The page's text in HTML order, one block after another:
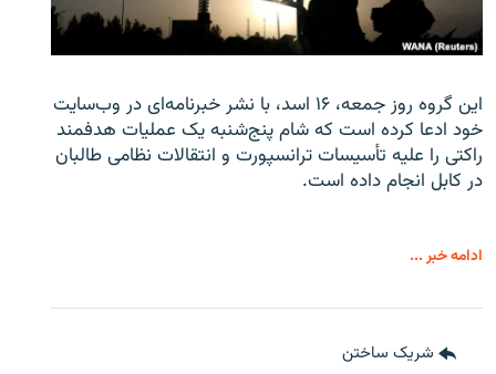
این گروه روز جمعه، ۱۶ اسد، با نشر خبرنامه‌ای در وب‌سایت
خود ادعا کرده است که شام پنج‌شنبه یک عملیات هدفمند
راکتی را علیه تأسیسات ترانسپورت و انتقالات نظامی طالبان
در کابل انجام داده است.
ادامه خبر ...
شریک ساختن